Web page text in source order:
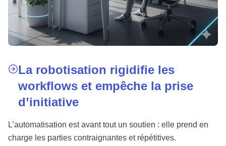
La robotisation rigidifie les
workflows et empêche la prise
d’initiative
L’automatisation est avant tout un soutien : elle prend en
charge les parties contraignantes et répétitives.